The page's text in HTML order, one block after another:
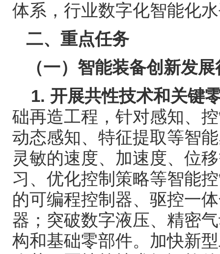
体系，行业数字化智能化
二、重点任务
（一）智能装备创新发
1. 开展共性技术和关键
础再造工程，针对感知、
动态感知、特征提取等智
灵敏的速度、加速度、位
习、优化控制策略等智能
的可编程控制器、驱控一
器；突破数字液压、精密
构和基础零部件。加快新